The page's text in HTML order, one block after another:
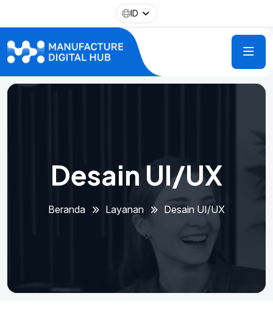
ID
Desain UI/UX
Beranda Layanan Desain UI/UX